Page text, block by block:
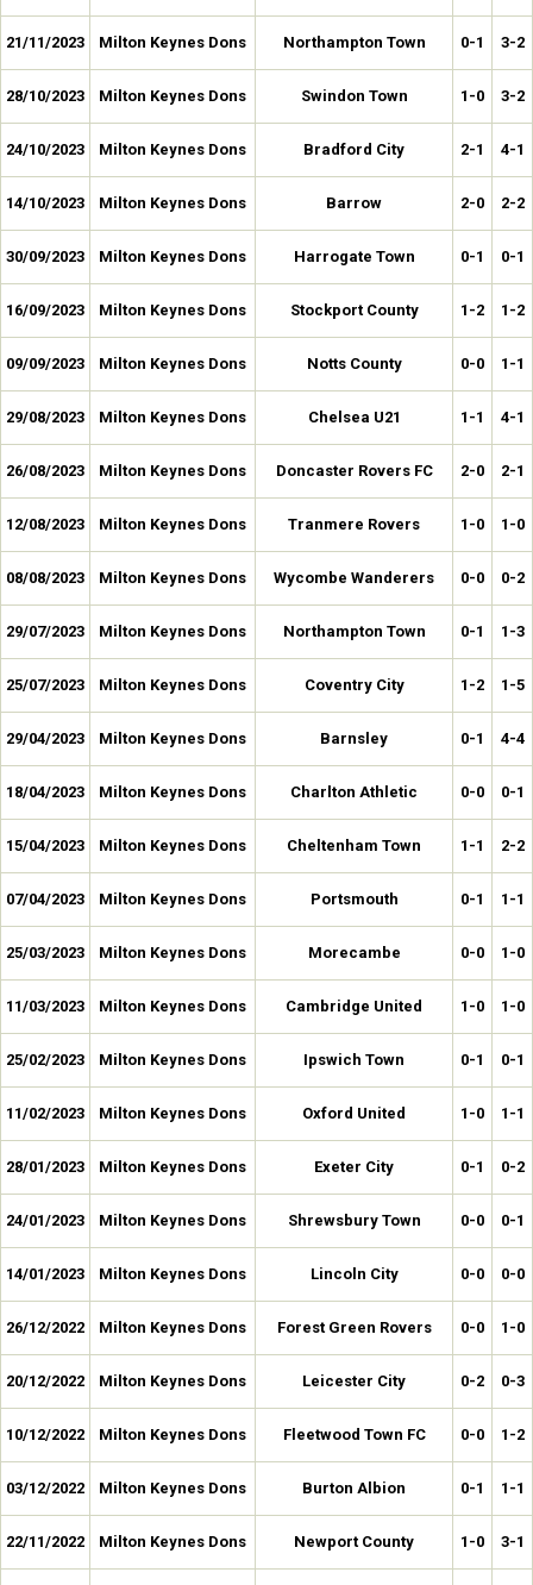
21/11/2023 Milton Keynes Dons Northampton Town 0-1 3-2
28/10/2023 Milton Keynes Dons Swindon Town 1-0 3-2
24/10/2023 Milton Keynes Dons Bradford City 2-1 4-1
14/10/2023 Milton Keynes Dons Barrow 2-0 2-2
30/09/2023 Milton Keynes Dons Harrogate Town 0-1 0-1
16/09/2023 Milton Keynes Dons Stockport County 1-2 1-2
09/09/2023 Milton Keynes Dons Notts County 0-0 1-1
29/08/2023 Milton Keynes Dons Chelsea U21 1-1 4-1
26/08/2023 Milton Keynes Dons Doncaster Rovers FC 2-0 2-1
12/08/2023 Milton Keynes Dons Tranmere Rovers 1-0 1-0
08/08/2023 Milton Keynes Dons Wycombe Wanderers 0-0 0-2
29/07/2023 Milton Keynes Dons Northampton Town 0-1 1-3
25/07/2023 Milton Keynes Dons Coventry City 1-2 1-5
29/04/2023 Milton Keynes Dons Barnsley 0-1 4-4
18/04/2023 Milton Keynes Dons Charlton Athletic 0-0 0-1
15/04/2023 Milton Keynes Dons Cheltenham Town 1-1 2-2
07/04/2023 Milton Keynes Dons Portsmouth 0-1 1-1
25/03/2023 Milton Keynes Dons Morecambe 0-0 1-0
11/03/2023 Milton Keynes Dons Cambridge United 1-0 1-0
25/02/2023 Milton Keynes Dons Ipswich Town 0-1 0-1
11/02/2023 Milton Keynes Dons Oxford United 1-0 1-1
28/01/2023 Milton Keynes Dons Exeter City 0-1 0-2
24/01/2023 Milton Keynes Dons Shrewsbury Town 0-0 0-1
14/01/2023 Milton Keynes Dons Lincoln City 0-0 0-0
26/12/2022 Milton Keynes Dons Forest Green Rovers 0-0 1-0
20/12/2022 Milton Keynes Dons Leicester City 0-2 0-3
10/12/2022 Milton Keynes Dons Fleetwood Town FC 0-0 1-2
03/12/2022 Milton Keynes Dons Burton Albion 0-1 1-1
22/11/2022 Milton Keynes Dons Newport County 1-0 3-1